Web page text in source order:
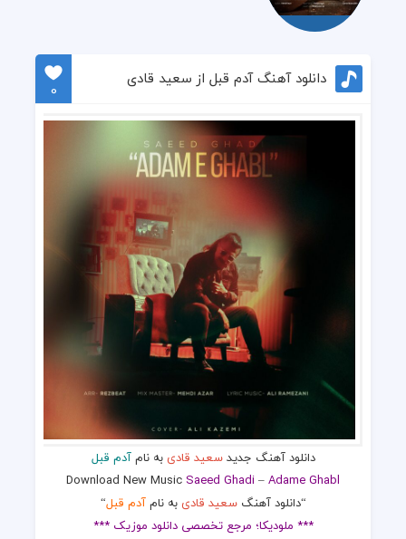
دانلود آهنگ آدم قبل از سعید قادی
0
دانلود آهنگ جدیدسعید قادی به نامآدم قبل
Download New MusicSaeed Ghadi–Adame Ghabl
“دانلود آهنگ سعید قادی به نامآدم قبل“
*** ملودیکا؛ مرجع تخصصی دانلود موزیک ***